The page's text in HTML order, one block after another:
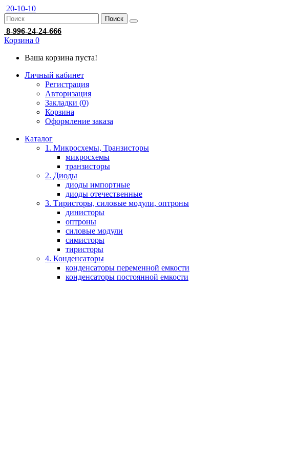
20-10-10
Поиск
8-996-24-24-666
Корзина 0
Ваша корзина пуста!
Личный кабинет
Регистрация
Авторизация
Закладки (0)
Корзина
Оформление заказа
Каталог
1. Микросхемы, Транзисторы
микросхемы
транзисторы
2. Диоды
диоды импортные
диоды отечественные
3. Тиристоры, силовые модули, оптроны
динисторы
оптроны
силовые модули
симисторы
тиристоры
4. Конденсаторы
конденсаторы переменной емкости
конденсаторы постоянной емкости